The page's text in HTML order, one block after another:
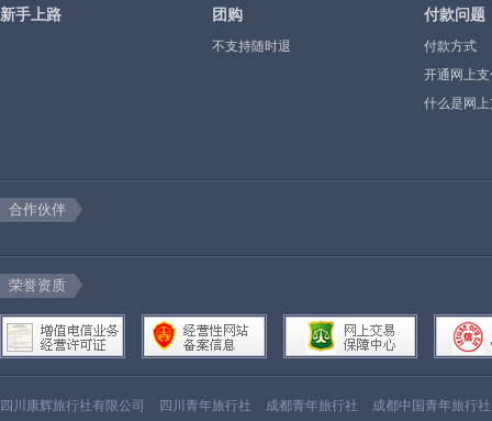
新手上路 团购
不支持随时退
付款问题
付款方式
开通网上
什么是网
合作伙伴
荣誉资质
四川康辉旅行社有限公司 四川青年旅行社 成都青年旅行社
成都中国青年旅行社